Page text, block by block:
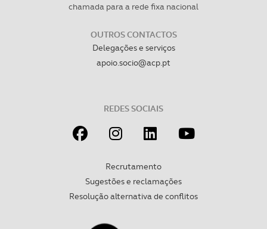
chamada para a rede fixa nacional
OUTROS CONTACTOS
Delegações e serviços
apoio.socio@acp.pt
REDES SOCIAIS
Recrutamento
Sugestões e reclamações
Resolução alternativa de conflitos